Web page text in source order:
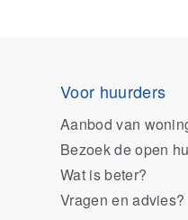
Voor huurders
Aanbod van
Bezoek de open
Wat is beter?
Vragen en advies?